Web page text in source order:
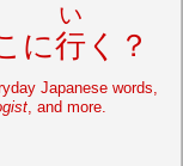
に行
い
く？
Japanese words,
, and more.